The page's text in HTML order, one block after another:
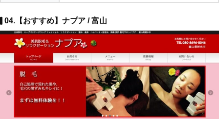
04.【おすすめ】ナプア / 富山